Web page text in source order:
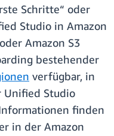
Schritte“ oder
Studio in Amazon
Amazon S3
bestehender
verfügbar, in
Unified Studio
finden
in der Amazon